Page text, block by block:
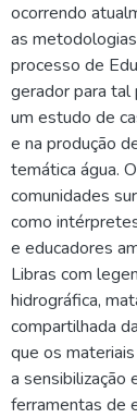
ocorrendo
as
processo de
gerador para
um estudo de
e na produção
temática água.
comunidades
como
e educadores
Libras com
hidrográfica,
compartilhada
que os
a sensibilização
ferramentas de